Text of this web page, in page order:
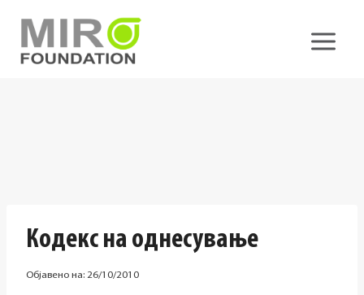
content
Кодекс на однесување
Објавено на: 26/10/2010